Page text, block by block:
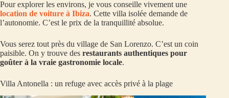
Pour explorer les environs, je vous conseille vivement une
location de voiture à Ibiza. Cette villa isolée demande de
l’autonomie. C’est le prix de la tranquillité absolue.
Vous serez tout près du village de San Lorenzo. C’est un coin
paisible. On y trouve des restaurants authentiques pour
goûter à la vraie gastronomie locale.
Villa Antonella : un refuge avec accès privé à la plage